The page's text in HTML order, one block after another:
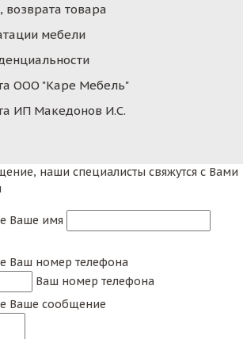
товара
мебели
ООО "Каре Мебель"
ИП Македонов И.С.
наши специалисты свяжутся с Вами
Ваше имя
Ваш номер телефона
Ваш номер телефона
Ваше сообщение